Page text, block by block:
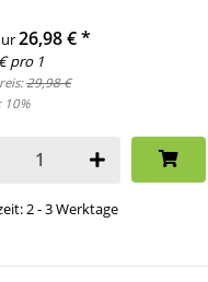
26,98 €*
pro 1
29,98 €
10%
2 - 3 Werktage